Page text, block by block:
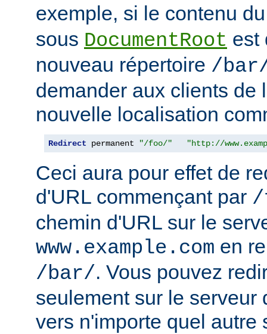
exemple, si le contenu
sous DocumentRoot est
nouveau répertoire /
demander aux clients de
nouvelle localisation
Redirect permanent "/foo/" "http://
Ceci aura pour effet de
d'URL commençant par /
chemin d'URL sur le
www.example.com en
/bar/. Vous pouvez
seulement sur le serveur
vers n'importe quel autre